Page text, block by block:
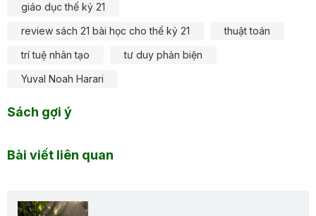
giáo dục thế kỷ 21
review sách 21 bài học cho thế kỷ 21
thuật toán
trí tuệ nhân tạo
tư duy phản biện
Yuval Noah Harari
Sách gợi ý
Bài viết liên quan